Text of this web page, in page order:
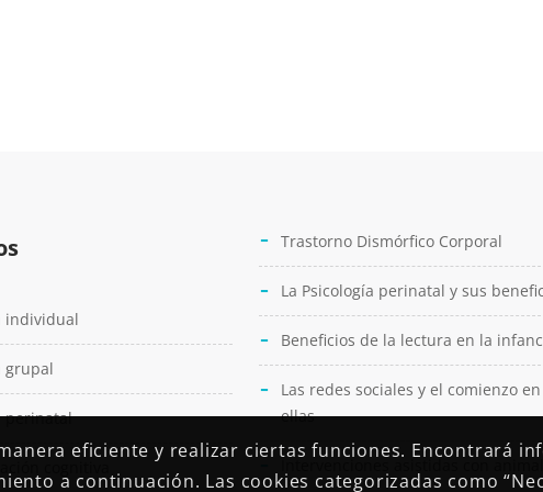
individual
grupal
perinatal
Trastorno Dismórfico Corporal
La Psicología perinatal y sus
Beneficios de la lectura en la
Las redes sociales y el comienzo en
ellas
eficiente y realizar ciertas funciones. Encontrará
a continuación. Las cookies categorizadas como